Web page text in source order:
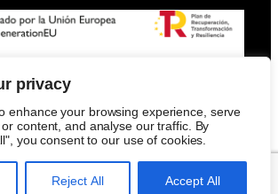
privacy
enhance your browsing experience, serve
content, and analyse our traffic. By
you consent to our use of cookies.
Reject All Accept All
– POLÍTICA DE COOKIES – ®
2025 INVES BIOFARM